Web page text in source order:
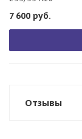
7 600 руб.
Отзывы